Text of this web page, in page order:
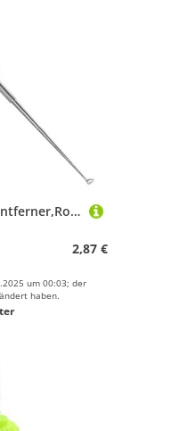
yybng Fish Hakenentferner,Rostfreier Edelstahl Angelhaken Entferner | Korrosionsbeständiger Hakenentferner Für Süßwasser Salzwasser Fluss See Kayak Bass Forelle Lachs Wels
2,87 €
um 00:03; der
haben.